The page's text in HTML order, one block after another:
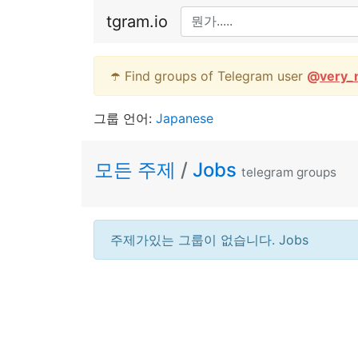
tgram.io
☂️ Find groups of Telegram user @
그룹 언어: Japanese
모든 주제 / Jobs telegram groups
주제가있는 그룹이 없습니다. Jobs